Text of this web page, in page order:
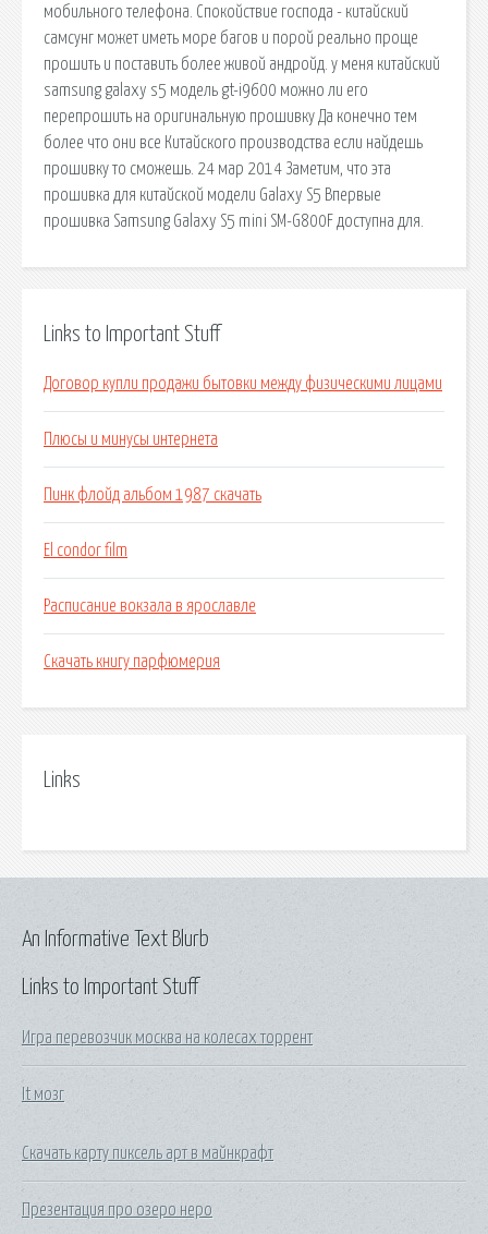
мобильного телефона. Спокойствие господа - китайский
самсунг может иметь море багов и порой реально проще
прошить и поставить более живой андройд. у меня китайский
samsung galaxy s5 модель gt-i9600 можно ли его
перепрошить на оригинальную прошивку Да конечно тем
более что они все Китайского производства если найдешь
прошивку то сможешь. 24 мар 2014 Заметим, что эта
прошивка для китайской модели Galaxy S5 Впервые
прошивка Samsung Galaxy S5 mini SM-G800F доступна для.
Links to Important Stuff
Договор купли продажи бытовки между физическими лицами
Плюсы и минусы интернета
Пинк флойд альбом 1987 скачать
El condor film
Расписание вокзала в ярославле
Скачать книгу парфюмерия
Links
Links to Important Stuff
Игра перевозчик москва на колесах торрент
It мозг
Скачать карту пиксель арт в майнкрафт
Презентация про озеро неро
An Informative Text Blurb